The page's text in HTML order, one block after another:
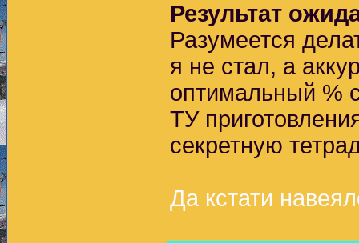
Результат
Разумеется
я не стал, а
оптимальный %
ТУ
секретную
Да кстати